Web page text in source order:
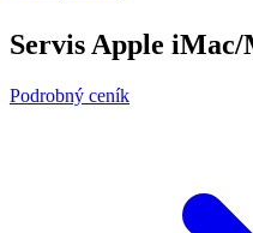
Servis Apple
Podrobný ceník